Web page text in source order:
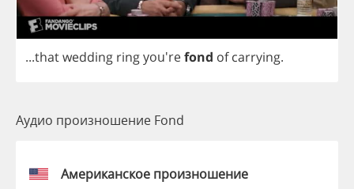
...thatwedding ringyou'refond of carrying.
Аудио произношение Fond
Американское произношение